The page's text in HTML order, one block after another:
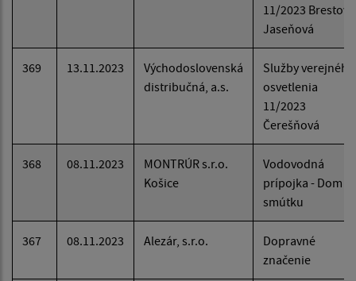
11/2023
Jaseňová
369 13.11.2023
Východoslovenská
distribučná, a.s.
Služby verejného
osvetlenia
11/2023
Čerešňová
368 08.11.2023
MONTRÚR s.r.o.
Košice
Vodovodná
prípojka - Dom
smútku
367 08.11.2023 Alezár, s.r.o.
Dopravné
značenie